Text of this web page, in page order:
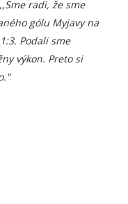
,,Sme radi, že sme
gólu Myjavy na
Podali sme
výkon. Preto si